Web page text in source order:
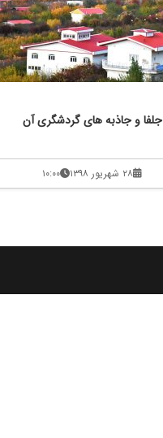
جلفا و جاذبه های گردشگری آن
۲۸ شهریور ۱۳۹۸ ۱۰:۰۰